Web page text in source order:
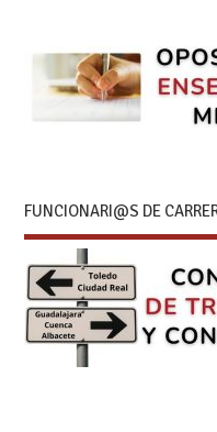
FUNCIONARI@S DE